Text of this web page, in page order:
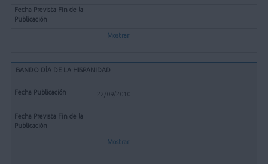
Mostrar
BANDO DÍA DE LA HISPANIDAD
22/09/2010
Mostrar